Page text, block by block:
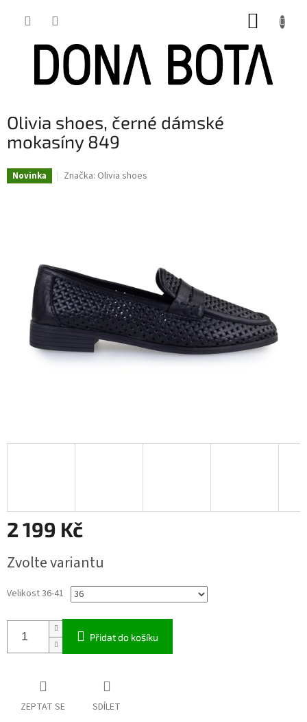
Olivia shoes, černé dámské
mokasíny 849
Novinka Značka: Olivia shoes
2 199 Kč
cena:
Zvolte variantu
Velikost 36-41
Přidat do košíku
ZEPTAT SE SDÍLET